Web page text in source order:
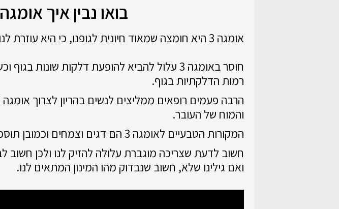
בואו נבין איך אומגה 3 משפיעה על גופנו
אומגה 3 היא חומצה שמאוד חיונית לגופנו, כי היא עוזרת לנו לחזק אותו וגם למנוע תופעות לא רצויות.
רמות הדלקתיות בגוף.
והמוח של העובר.
המקורות הטבעיים לאומגה 3 הם דגים וצמחים וכמובן תוספי תזונה.
ואם גילינו שלא, חשוב שנבדוק מהו המינון המתאים לנו.